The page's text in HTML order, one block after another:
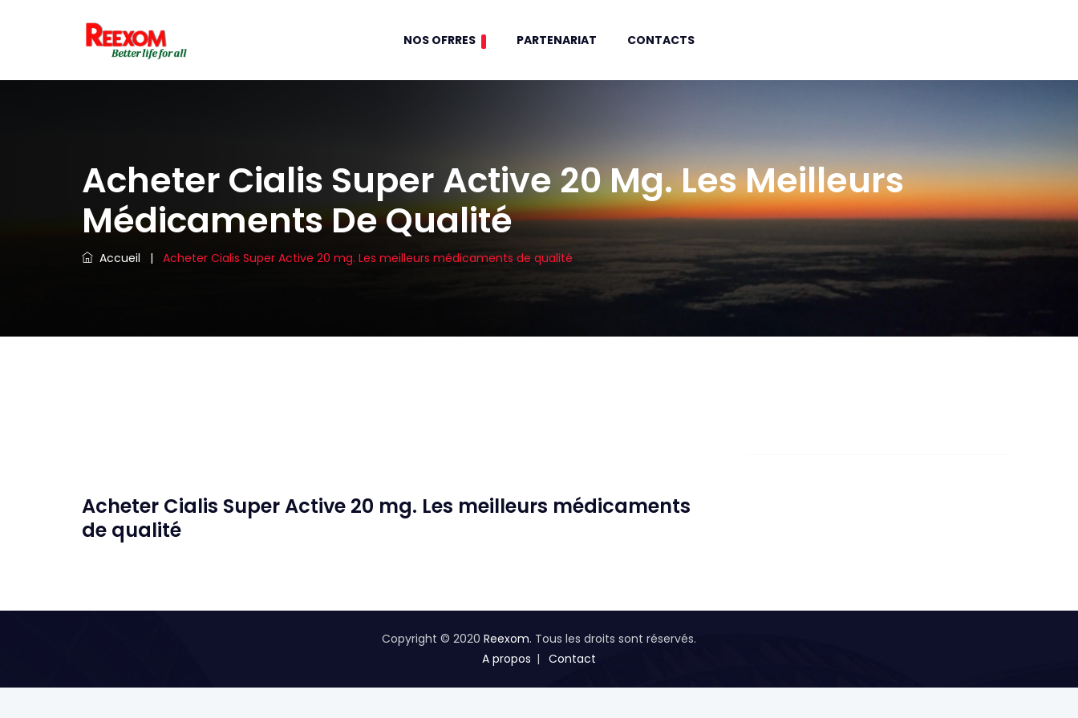
NOS OFRRES PARTENARIAT CONTACTS
Acheter Cialis Super Active 20 Mg. Les Meilleurs
Médicaments De Qualité
Accueil | Acheter Cialis Super Active 20 mg. Les meilleurs médicaments de qualité
Acheter Cialis Super Active 20 mg. Les meilleurs médicaments
de qualité
Copyright © 2020 Reexom. Tous les droits sont réservés.
A propos
Contact